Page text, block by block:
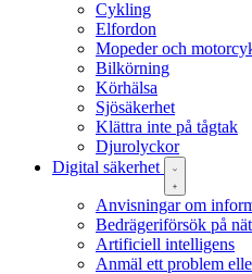
Cykling
Elfordon
Mopeder och
Bilkörning
Körhälsa
Sjösäkerhet
Klättra inte på tågtak
Djurolyckor
Digital säkerhet
Anvisningar om
Bedrägeriförsök på
Artificiell intelligens
Anmäl ett problem